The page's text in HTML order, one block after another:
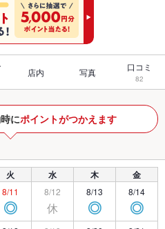
店内 写真 口コミ
82
にポイントがつかえます
火 水 木 金
8/11
◎
8/12
休
8/13
◎
8/14
◎